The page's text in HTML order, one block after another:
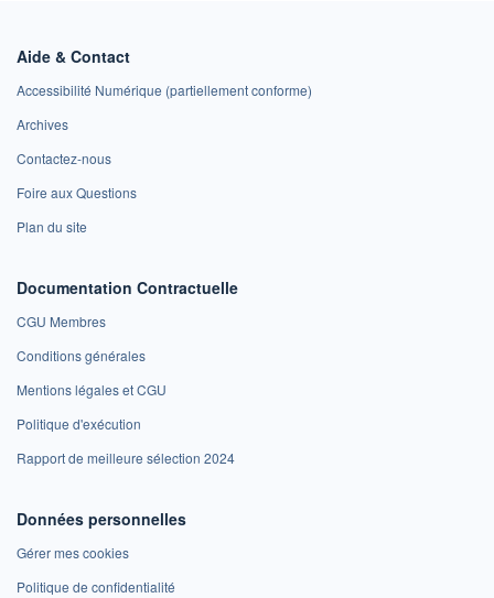
Aide & Contact
Accessibilité Numérique (partiellement conforme)
Archives
Contactez-nous
Foire aux Questions
Plan du site
Documentation Contractuelle
CGU Membres
Conditions générales
Mentions légales et CGU
Politique d'exécution
Rapport de meilleure sélection 2024
Données personnelles
Gérer mes cookies
Politique de confidentialité